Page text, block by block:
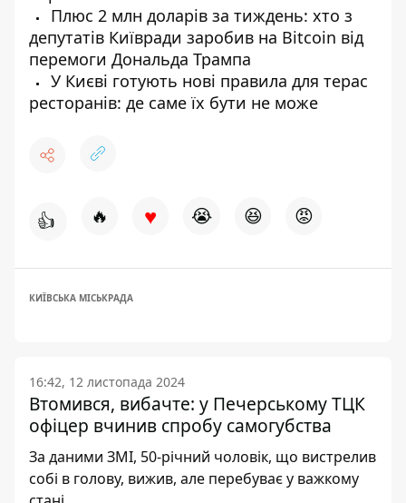
Плюс 2 млн доларів за тиждень: хто з
депутатів Київради заробив на Bitcoin від
перемоги Дональда Трампа
У Києві готують нові правила для терас
ресторанів: де саме їх бути не може
👍 🔥 ♥ 😭 😆 😡
КИЇВСЬКА МІСЬКРАДА
16:42, 12 листопада 2024
Втомився, вибачте: у Печерському ТЦК
офіцер вчинив спробу самогубства
За даними ЗМІ, 50-річний чоловік, що вистрелив
собі в голову, вижив, але перебуває у важкому